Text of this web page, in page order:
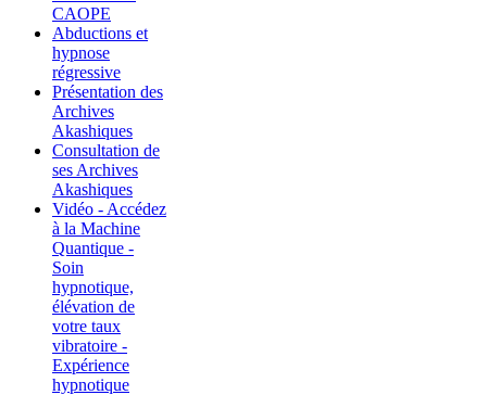
CAOPE
Abductions et
hypnose
régressive
Présentation des
Archives
Akashiques
Consultation de
ses Archives
Akashiques
Vidéo - Accédez
à la Machine
Quantique -
Soin
hypnotique,
élévation de
votre taux
vibratoire -
Expérience
hypnotique